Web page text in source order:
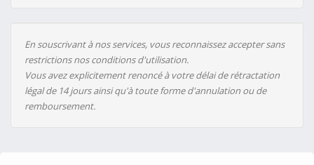
En souscrivant à nos services, vous reconnaissez accepter sans
restrictions nos conditions d'utilisation.
Vous avez explicitement renoncé à votre délai de rétractation
légal de 14 jours ainsi qu'à toute forme d'annulation ou de
remboursement.